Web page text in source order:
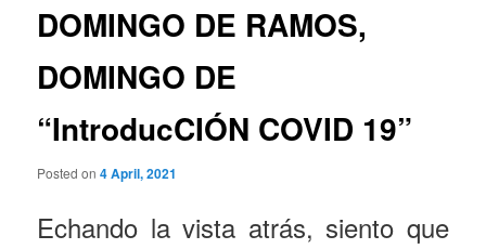
DOMINGO DE RAMOS,
DOMINGO DE
“IntroducCIÓN COVID 19”
Posted on4 April, 2021
Echando la vista atrás, siento que